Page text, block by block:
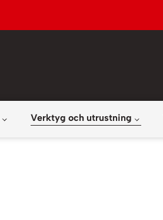
Verktyg och utrustning